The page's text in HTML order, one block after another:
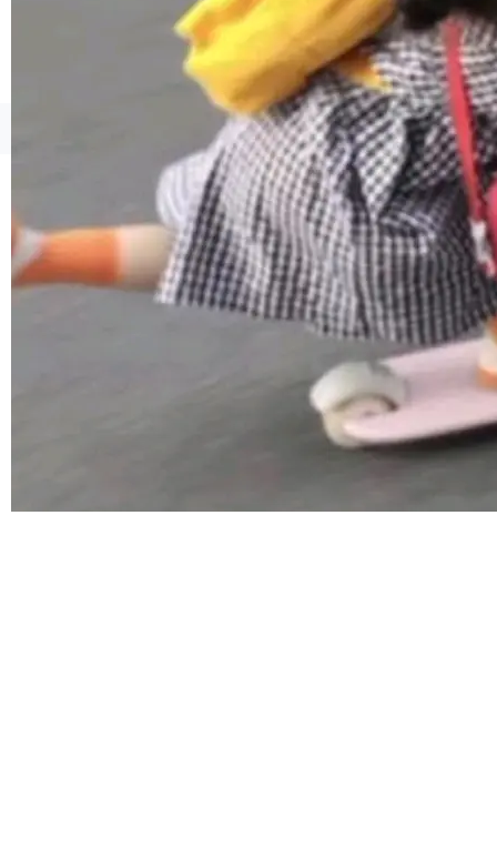
源评测集中，Hy ASR 3.0 preview 在多语种的
©OSCHINA(OSChina.NET) 京ICP备2025119063号